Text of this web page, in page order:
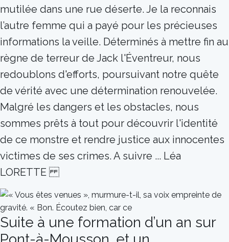
mutilée dans une rue déserte. Je la reconnais
l’autre femme qui a payé pour les précieuses
informations la veille. Déterminés à mettre fin au
règne de terreur de Jack l'Éventreur, nous
redoublons d'efforts, poursuivant notre quête
de vérité avec une détermination renouvelée.
Malgré les dangers et les obstacles, nous
sommes prêts à tout pour découvrir l'identité
de ce monstre et rendre justice aux innocentes
victimes de ses crimes. A suivre ... Léa
LORETTE
Suite à une formation d’un an sur